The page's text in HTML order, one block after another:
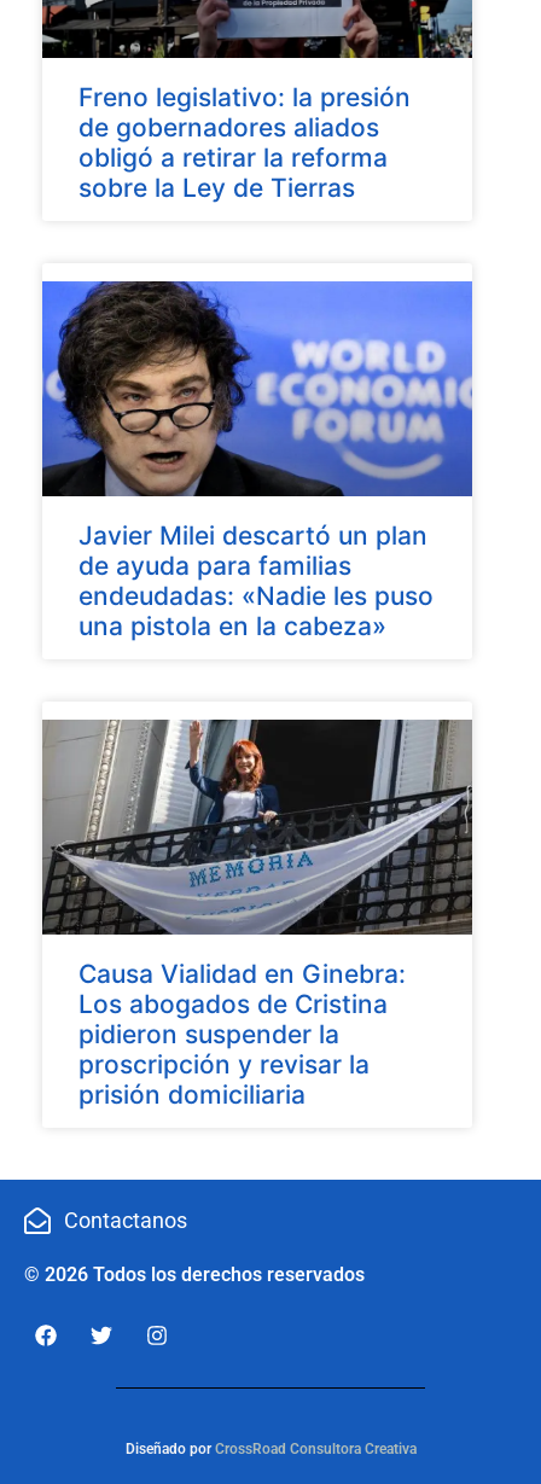
Freno legislativo: la presión
de gobernadores aliados
obligó a retirar la reforma
sobre la Ley de Tierras
Javier Milei descartó un plan
de ayuda para familias
endeudadas: «Nadie les puso
una pistola en la cabeza»
Causa Vialidad en Ginebra:
Los abogados de Cristina
pidieron suspender la
proscripción y revisar la
prisión domiciliaria
Contactanos
© 2026 Todos los derechos reservados
Diseñado porCrossRoad Consultora Creativa